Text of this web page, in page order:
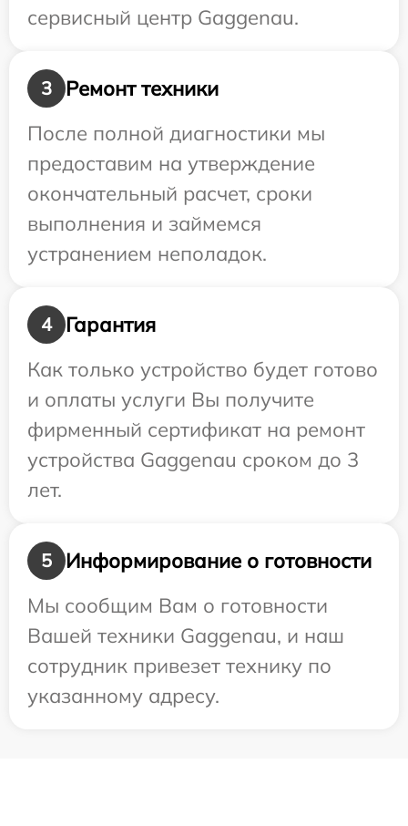
сервисный центр Gaggenau.
3
Ремонт техники
После полной диагностики мы
предоставим на утверждение
окончательный расчет, сроки
выполнения и займемся
устранением неполадок.
4
Гарантия
Как только устройство будет готово
и оплаты услуги Вы получите
фирменный сертификат на ремонт
устройства Gaggenau сроком до 3
лет.
5
Информирование о готовности
Мы сообщим Вам о готовности
Вашей техники Gaggenau, и наш
сотрудник привезет технику по
указанному адресу.